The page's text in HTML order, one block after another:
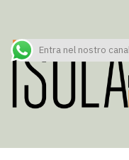
Entra nel nostro